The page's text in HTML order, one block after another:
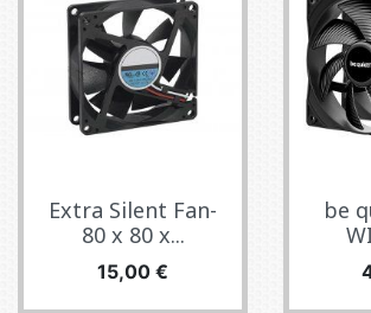
Extra Silent Fan-
80 x 80 x...
Preis
15,00 €
be